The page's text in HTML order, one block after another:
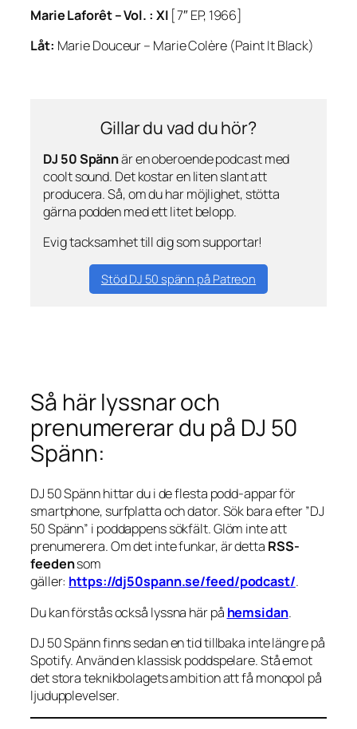
Marie Laforêt –Vol. : XI [7″ EP, 1966]
Låt: Marie Douceur – Marie Colère(Paint It Black)
Gillar du vad du hör?
DJ 50 Spännär en oberoende podcast med
coolt sound. Det kostar en liten slant att
producera. Så, om du har möjlighet, stötta
gärna podden med ett litet belopp.
Evig tacksamhet till dig som supportar!
Stöd DJ 50 spänn på Patreon
Så här lyssnar och
prenumererar du på DJ 50
Spänn:
DJ 50 Spänn hittar du i de flesta podd-appar för
smartphone, surfplatta och dator. Sök bara efter ”DJ
50 Spänn” i poddappens sökfält. Glöm inte att
prenumerera. Om det inte funkar, är detta RSS-
feedensom
gäller: https://dj50spann.se/feed/podcast/.
Du kan förstås också lyssna här på hemsidan.
DJ 50 Spänn finns sedan en tid tillbaka inte längre på
Spotify. Använd en klassisk poddspelare. Stå emot
det stora teknikbolagets ambition att få monopol på
ljudupplevelser.